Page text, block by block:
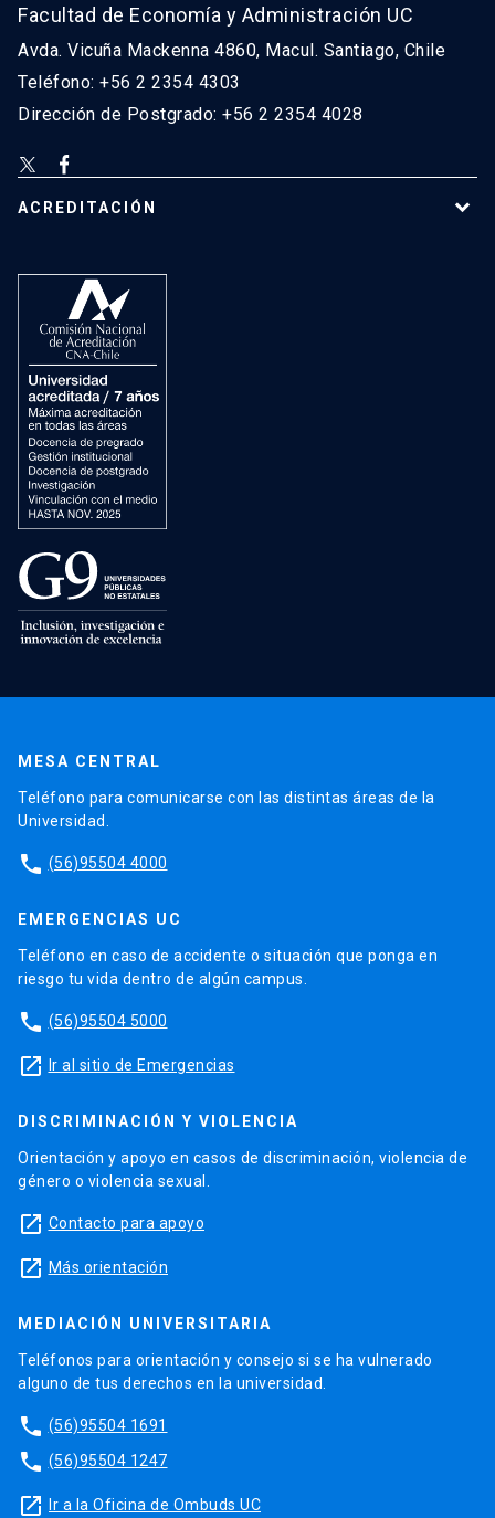
Facultad de Economía y Administración UC
Avda. Vicuña Mackenna 4860, Macul. Santiago, Chile
Teléfono: +56 2 2354 4303
Dirección de Postgrado: +56 2 2354 4028
ACREDITACIÓN
MESA CENTRAL
Teléfono para comunicarse con las distintas áreas de la
Universidad.
phone (56)95504 4000
EMERGENCIAS UC
Teléfono en caso de accidente o situación que ponga en
riesgo tu vida dentro de algún campus.
phone (56)95504 5000
launch Ir al sitio de Emergencias
DISCRIMINACIÓN Y VIOLENCIA
Orientación y apoyo en casos de discriminación, violencia de
género o violencia sexual.
launch Contacto para apoyo
launch Más orientación
MEDIACIÓN UNIVERSITARIA
Teléfonos para orientación y consejo si se ha vulnerado
alguno de tus derechos en la universidad.
phone (56)95504 1691
phone (56)95504 1247
launch Ir a la Oficina de Ombuds UC